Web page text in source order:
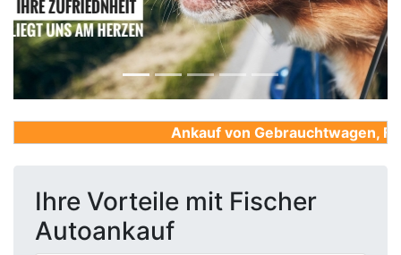
Kostenlose und unverbindliche Auto
Bewertung telefonisch oder bei Ihnen vor
Ort
Stressfreier und unkomplizierter Ablauf
Barzahlung bei Abholung oder direkte
Einzahlung auf Ihr Bankkonto